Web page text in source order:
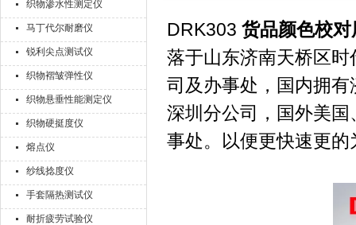
织物渗水性测定仪
马丁代尔耐磨仪
锐利尖点测试仪
织物褶皱弹性仪
织物悬垂性能测定仪
织物硬挺度仪
熔点仪
纱线捻度仪
手套隔热测试仪
耐折疲劳试验仪
DRK303 货品颜色校
落于山东济南天桥区
司及办事处，国内拥
深圳分公司，国外美
事处。以便更快速更